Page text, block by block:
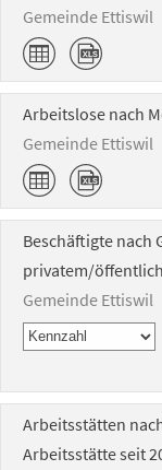
Gemeinde Ettiswil
Arbeitslose nach
Gemeinde Ettiswil
Beschäftigte nach
privatem/
Gemeinde Ettiswil
Arbeitsstätten
Arbeitsstätte seit